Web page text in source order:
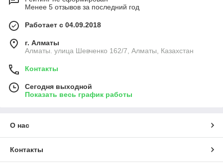
Менее 5 отзывов за последний год
Работает с 04.09.2018
г. Алматы
Алматы. улица Шевченко 162/7, Алматы, Казахстан
Контакты
Сегодня выходной
Показать весь график работы
О нас
Контакты